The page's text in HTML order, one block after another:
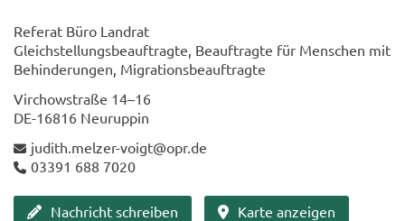
Re­fe­rat Büro Land­rat
Gleich­stel­lungs­be­auf­trag­te, Be­auf­trag­te für Men­schen mit
Be­hin­de­run­gen, Mi­gra­ti­ons­be­auf­trag­te
Virch­ow­stra­ße 14–16
DE-​16816 Neu­rup­pin
ju­dith.melzer-​voigt@opr.de
03391 688 7020
Nach­richt schrei­ben Karte an­zei­gen